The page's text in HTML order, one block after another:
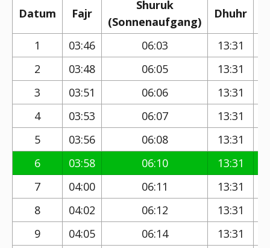
Datum Fajr
Shuruk
(Sonnenaufgang)
Dhuhr
1
03:46 06:03 13:31
2
03:48 06:05 13:31
3
03:51 06:06 13:31
4
03:53 06:07 13:31
5
03:56 06:08 13:31
6
03:58 06:10 13:31
7
04:00 06:11 13:31
8
04:02 06:12 13:31
9
04:05 06:14 13:31